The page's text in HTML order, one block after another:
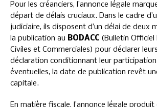
Pour les créanciers, l’annonce légale
départ de délais cruciaux. Dans le cadre
judiciaire, ils disposent d’un délai de deux
la publication au BODACC (Bulletin Officiel
Civiles et Commerciales) pour déclarer
déclaration conditionnant leur
éventuelles, la date de publication revêt
capitale.
En matière fiscale, l’annonce légale